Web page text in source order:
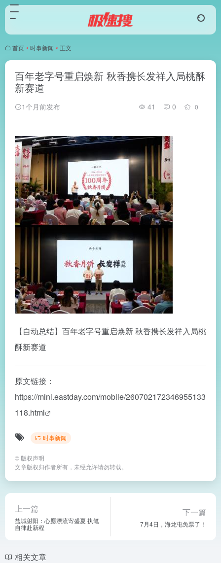
首页 • 时事新闻 • 正文
百年老字号重启焕新 秋香携长发祥入局桃酥
新赛道
1个月前发布 41 0 0
【自动总结】百年老字号重启焕新 秋香携长发祥入局桃
酥新赛道
原文链接：
https://mini.eastday.com/mobile/260702172346955133
118.html
时事新闻
© 版权声明
文章版权归作者所有，未经允许请勿转载。
上一篇
盐城射阳：心愿漂流寄盛夏 执笔
自律赴新程
下一篇
7月4日，海龙屯免票了！
相关文章